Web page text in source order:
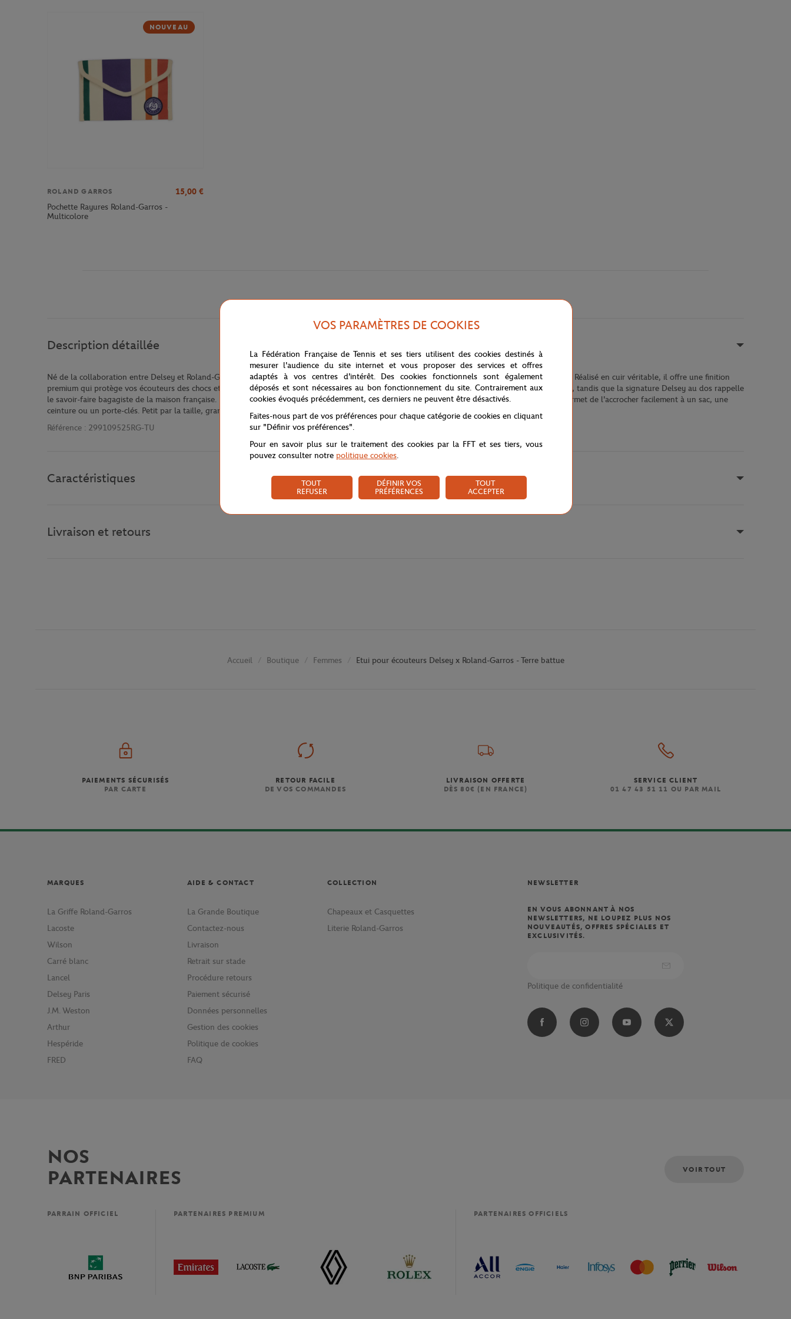
NOUVEAU
ROLAND GARROS 15,00 €
Pochette Rayures Roland-Garros -
Multicolore
Description détaillée
Né de la collaboration entre Delsey et Roland-Garros, cet étui pour écouteurs allie protection, praticité et élégance dans un format ultra-compact. Réalisé en cuir véritable, il offre une finition
premium qui protège vos écouteurs des chocs et rayures du quotidien avec style. Le logo Roland-Garros Paris est gaufré en relief sur la face avant, tandis que la signature Delsey au dos rappelle
le savoir-faire bagagiste de la maison française. La fermeture zippée assure une sécurité optimale, et le mousqueton pivotant en métal argenté permet de l'accrocher facilement à un sac, une
ceinture ou un porte-clés. Petit par la taille, grand par le caractère.
Référence : 299109525RG-TU
Caractéristiques
Livraison et retours
Accueil Boutique Femmes Etui pour écouteurs Delsey x Roland-Garros - Terre battue
PAIEMENTS SÉCURISÉS
PAR CARTE
RETOUR FACILE
DE VOS COMMANDES
LIVRAISON OFFERTE
DÈS 80€ (EN FRANCE)
SERVICE CLIENT
01 47 43 51 11 OU PAR MAIL
NEWSLETTER
EN VOUS ABONNANT À NOS
NEWSLETTERS, NE LOUPEZ PLUS NOS
NOUVEAUTÉS, OFFRES SPÉCIALES ET
EXCLUSIVITÉS.
Politique de confidentialité
MARQUES
La Griffe Roland-Garros
Lacoste
Wilson
Carré blanc
Lancel
Delsey Paris
J.M. Weston
Arthur
Hespéride
FRED
AIDE & CONTACT
La Grande Boutique
Contactez-nous
Livraison
Retrait sur stade
Procédure retours
Paiement sécurisé
Données personnelles
Gestion des cookies
Politique de cookies
FAQ
COLLECTION
Chapeaux et Casquettes
Literie Roland-Garros
NOS
PARTENAIRES
VOIR TOUT
PARRAIN OFFICIEL PARTENAIRES PREMIUM PARTENAIRES OFFICIELS
VOS PARAMÈTRES DE COOKIES
La Fédération Française de Tennis et ses tiers utilisent des cookies destinés à
mesurer l'audience du site internet et vous proposer des services et offres
adaptés à vos centres d'intérêt. Des cookies fonctionnels sont également
déposés et sont nécessaires au bon fonctionnement du site. Contrairement aux
cookies évoqués précédemment, ces derniers ne peuvent être désactivés.
Faites-nous part de vos préférences pour chaque catégorie de cookies en cliquant
sur "Définir vos préférences".
Pour en savoir plus sur le traitement des cookies par la FFT et ses tiers, vous
pouvez consulter notre politique cookies.
TOUT
REFUSER
DÉFINIR VOS
PRÉFÉRENCES
TOUT
ACCEPTER